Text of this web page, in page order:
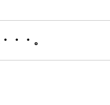
・・。